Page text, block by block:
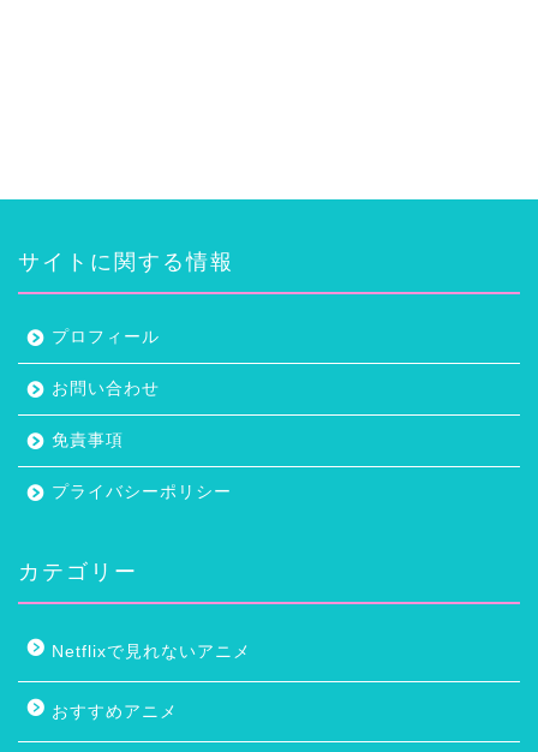
サイトに関する情報
プロフィール
お問い合わせ
免責事項
プライバシーポリシー
カテゴリー
Netflixで見れないアニメ
おすすめアニメ